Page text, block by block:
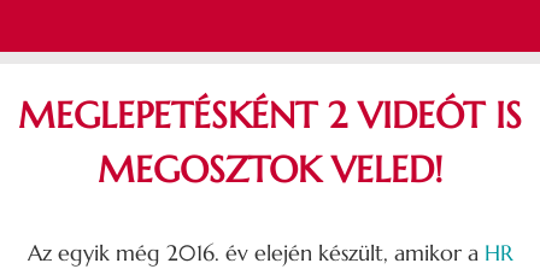
MEGLEPETÉSKÉNT 2 VIDEÓT IS
MEGOSZTOK VELED!
Az egyik még 2016. év elején készült, amikor a HR